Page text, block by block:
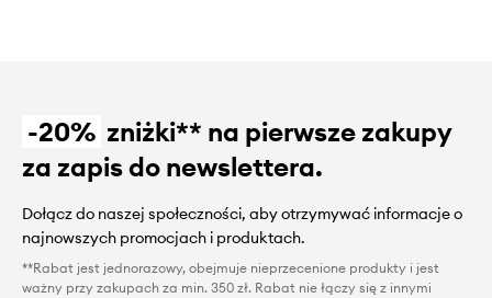
-20% zniżki** na pierwsze zakupy
za zapis do newslettera.
Dołącz do naszej społeczności, aby otrzymywać informacje o
najnowszych promocjach i produktach.
**Rabat jest jednorazowy, obejmuje nieprzecenione produkty i jest
ważny przy zakupach za min. 350 zł. Rabat nie łączy się z innymi